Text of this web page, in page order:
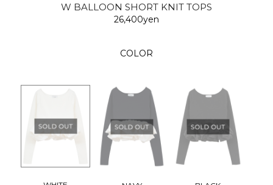
W BALLOON SHORT KNIT TOPS
26,400yen
COLOR